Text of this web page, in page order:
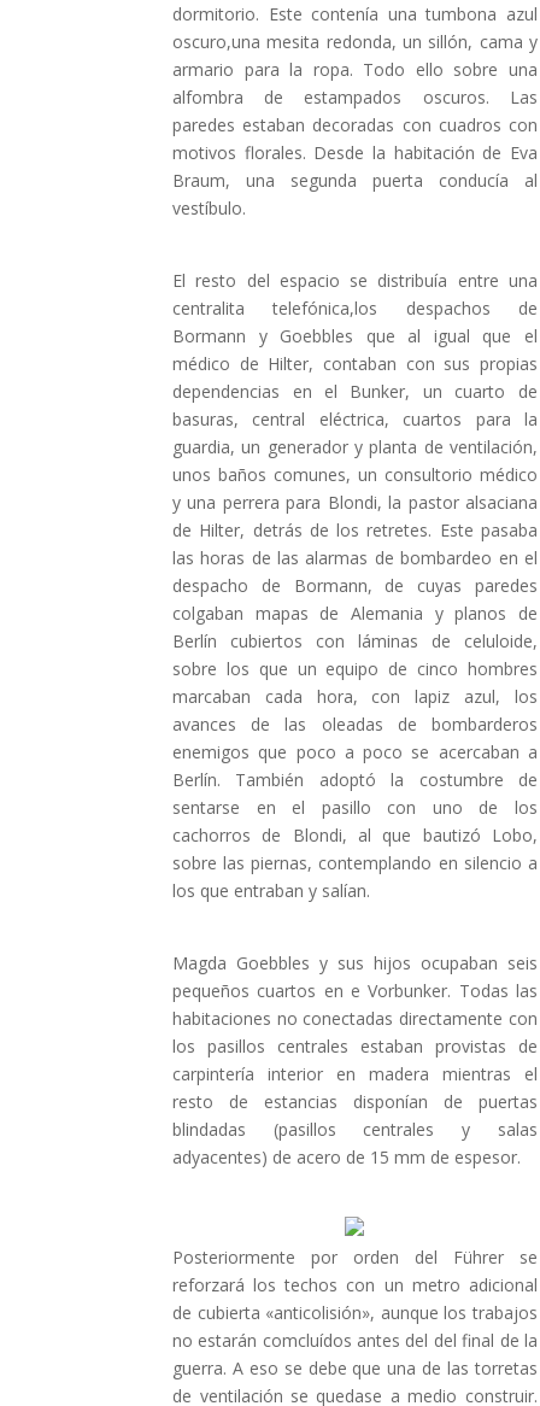
dormitorio. Este contenía una tumbona azul
oscuro,una mesita redonda, un sillón, cama y
armario para la ropa. Todo ello sobre una
alfombra de estampados oscuros. Las
paredes estaban decoradas con cuadros con
motivos florales. Desde la habitación de Eva
Braum, una segunda puerta conducía al
vestíbulo.
El resto del espacio se distribuía entre una
centralita telefónica,los despachos de
Bormann y Goebbles que al igual que el
médico de Hilter, contaban con sus propias
dependencias en el Bunker, un cuarto de
basuras, central eléctrica, cuartos para la
guardia, un generador y planta de ventilación,
unos baños comunes, un consultorio médico
y una perrera para Blondi, la pastor alsaciana
de Hilter, detrás de los retretes. Este pasaba
las horas de las alarmas de bombardeo en el
despacho de Bormann, de cuyas paredes
colgaban mapas de Alemania y planos de
Berlín cubiertos con láminas de celuloide,
sobre los que un equipo de cinco hombres
marcaban cada hora, con lapiz azul, los
avances de las oleadas de bombarderos
enemigos que poco a poco se acercaban a
Berlín. También adoptó la costumbre de
sentarse en el pasillo con uno de los
cachorros de Blondi, al que bautizó Lobo,
sobre las piernas, contemplando en silencio a
los que entraban y salían.
Magda Goebbles y sus hijos ocupaban seis
pequeños cuartos en e Vorbunker. Todas las
habitaciones no conectadas directamente con
los pasillos centrales estaban provistas de
carpintería interior en madera mientras el
resto de estancias disponían de puertas
blindadas (pasillos centrales y salas
adyacentes) de acero de 15 mm de espesor.
Posteriormente por orden del Führer se
reforzará los techos con un metro adicional
de cubierta «anticolisión», aunque los trabajos
no estarán comcluídos antes del del final de la
guerra. A eso se debe que una de las torretas
de ventilación se quedase a medio construir.